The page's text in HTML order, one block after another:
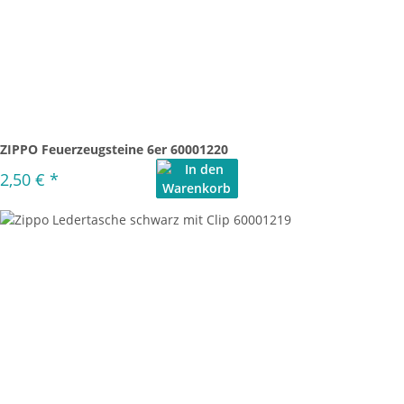
ZIPPO Feuerzeugsteine 6er 60001220
2,50 € *